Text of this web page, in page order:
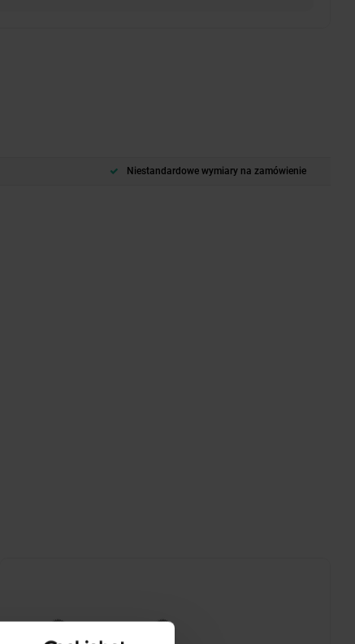
Niestandardowe wymiary na zamówienie